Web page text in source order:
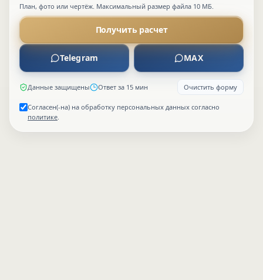
План, фото или чертёж. Максимальный размер файла 10 МБ.
Получить расчет
Telegram MAX
Данные защищены Ответ за 15 мин Очистить форму
Согласен(-на) на обработку персональных данных согласно
политике.